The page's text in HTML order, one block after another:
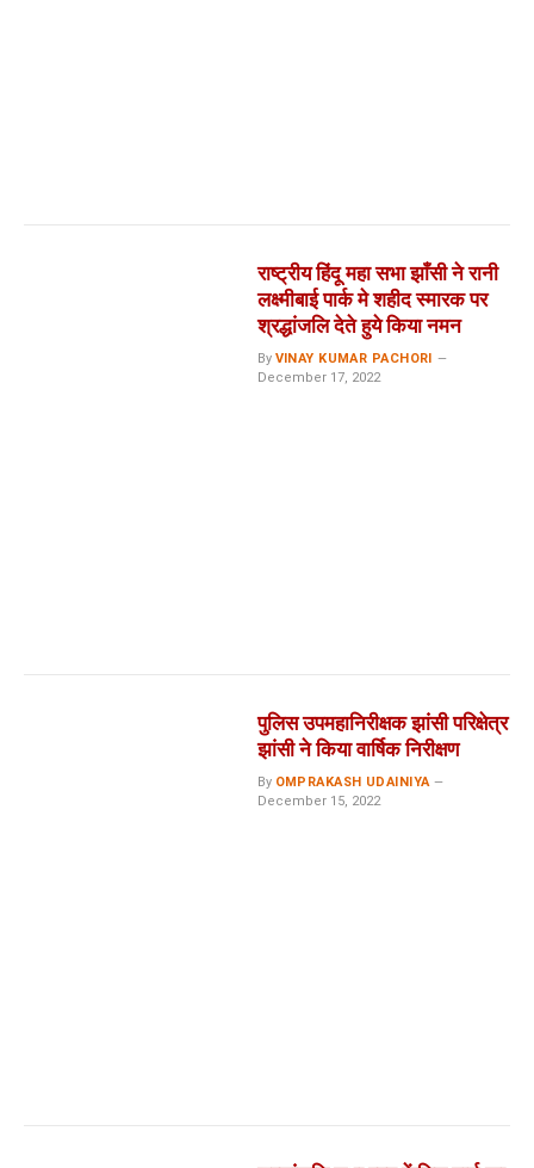
राष्ट्रीय हिंदू महा सभा झाँसी ने रानी
लक्ष्मीबाई पार्क मे शहीद स्मारक पर
श्रद्धांजलि देते हुये किया नमन
By VINAY KUMAR PACHORI
December 17, 2022
पुलिस उपमहानिरीक्षक झांसी परिक्षेत्र
झांसी ने किया वार्षिक निरीक्षण
By OMPRAKASH UDAINIYA
December 15, 2022